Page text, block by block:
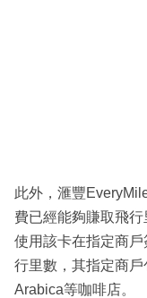
此外，滙豐
費已經能夠賺取飛行
使用該卡在指定商
行里數，其指定商
Arabica等咖啡店。